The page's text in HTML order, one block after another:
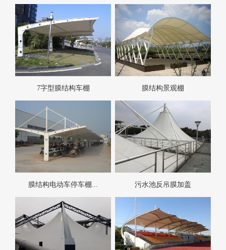
7字型膜结构车棚 膜结构景观棚
膜结构电动车停车棚... 污水池反吊膜加盖